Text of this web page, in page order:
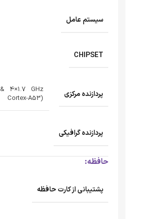
سیستم عامل
CHIPSET
پردازنده‌ مرکزی
4×1.7 GHz
Cortex-A53)
پردازنده‌ گرافیکی
حافظه:
پشتیبانی از کارت حافظه